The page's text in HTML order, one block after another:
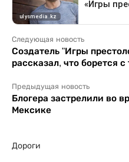
Следующая новость
Создатель "Игры
рассказал, что борется
Предыдущая новость
Блогера застрелили во
Мексике
Дороги